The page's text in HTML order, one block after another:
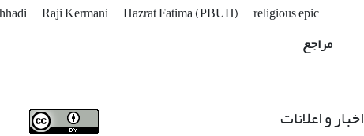
Raji Kermani Hazrat Fatima (PBUH)
religious epic
مراجع
اخبار و اعلانات